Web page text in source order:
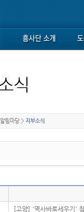
알림마당 > 지부소식
[고양] '역사바로세우기'